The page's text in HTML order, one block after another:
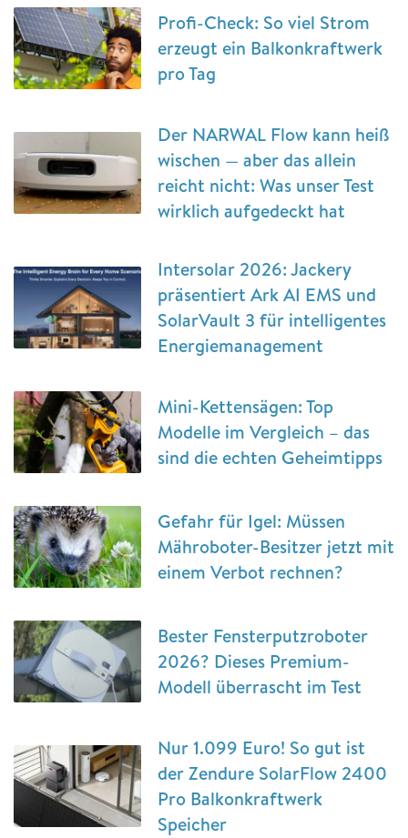
Profi-Check: So viel Strom
erzeugt ein Balkonkraftwerk
pro Tag
Der NARWAL Flow kann heiß
wischen — aber das allein
reicht nicht: Was unser Test
wirklich aufgedeckt hat
Intersolar 2026: Jackery
präsentiert Ark AI EMS und
SolarVault 3 für intelligentes
Energiemanagement
Mini-Kettensägen: Top
Modelle im Vergleich – das
sind die echten Geheimtipps
Gefahr für Igel: Müssen
Mähroboter-Besitzer jetzt mit
einem Verbot rechnen?
Bester Fensterputzroboter
2026? Dieses Premium-
Modell überrascht im Test
Nur 1.099 Euro! So gut ist
der Zendure SolarFlow 2400
Pro Balkonkraftwerk
Speicher